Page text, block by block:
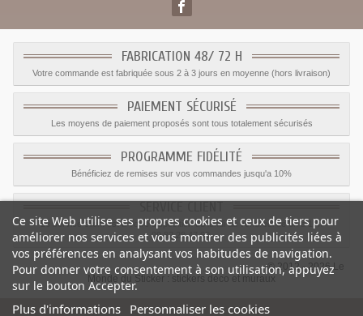
FABRICATION 48/ 72 H
Votre commande est fabriquée sous 2 à 3 jours en moyenne (hors livraison)
PAIEMENT SÉCURISÉ
Les moyens de paiement proposés sont tous totalement sécurisés
PROGRAMME FIDÉLITÉ
Bénéficiez de remises sur vos commandes jusqu'a 10%
Le service client est a votre disposition du lundi au vendredi de 8h à 17h
09.82.28.47.69.
© 2012 - 2026 Le
Monde du Sticker :
stickers déco et muraux
Ce site Web utilise ses propres cookies et ceux de tiers pour
améliorer nos services et vous montrer des publicités liées à
vos préférences en analysant vos habitudes de navigation.
Pour donner votre consentement à son utilisation, appuyez
sur le bouton Accepter.
Plus d'informations Personnaliser les cookies